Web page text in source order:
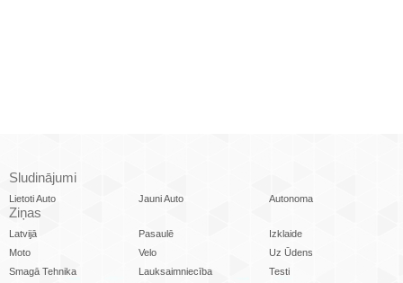
Sludinājumi
Lietoti Auto Jauni Auto Autonoma
Ziņas
Latvijā Pasaulē
Izklaide
Moto
Velo
Uz Ūdens
Smagā Tehnika
Lauksaimniecība
Testi